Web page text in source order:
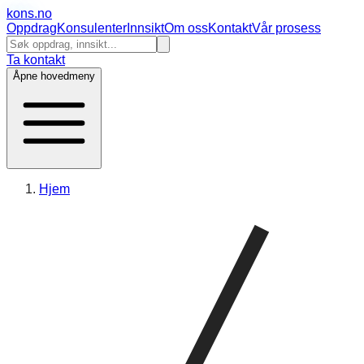
kons.no
OppdragKonsulenter InnsiktOm ossKontaktVår prosess
Ta kontakt
Åpne hovedmeny
Hjem